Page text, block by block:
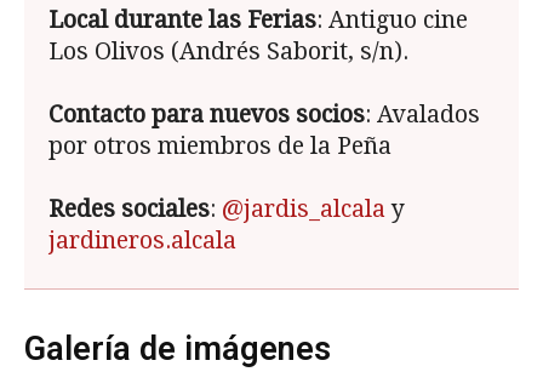
Local durante las Ferias: Antiguo cine
Los Olivos (Andrés Saborit, s/n).
Contacto para nuevos socios: Avalados
por otros miembros de la Peña
Redes sociales: @jardis_alcala y
jardineros.alcala
Galería de imágenes